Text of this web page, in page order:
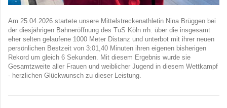
Am 25.04.2026 startete unsere Mittelstreckenathletin Nina Brüggen bei
der diesjährigen Bahneröffnung des TuS Köln rrh. über die insgesamt
eher selten gelaufene 1000 Meter Distanz und unterbot mit ihrer neuen
persönlichen Bestzeit von 3:01,40 Minuten ihren eigenen bisherigen
Rekord um gleich 6 Sekunden. Mit diesem Ergebnis wurde sie
Gesamtzweite aller Frauen und weiblicher Jugend in diesem Wettkampf
- herzlichen Glückwunsch zu dieser Leistung.